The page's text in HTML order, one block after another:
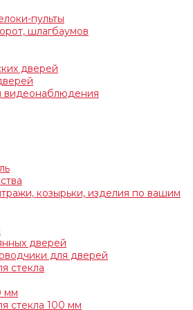
пульты
шлагбаумов
дверей
видеонаблюдения
козырьки, изделия по вашим
дверей
для дверей
стекла
мм
стекла 100 мм